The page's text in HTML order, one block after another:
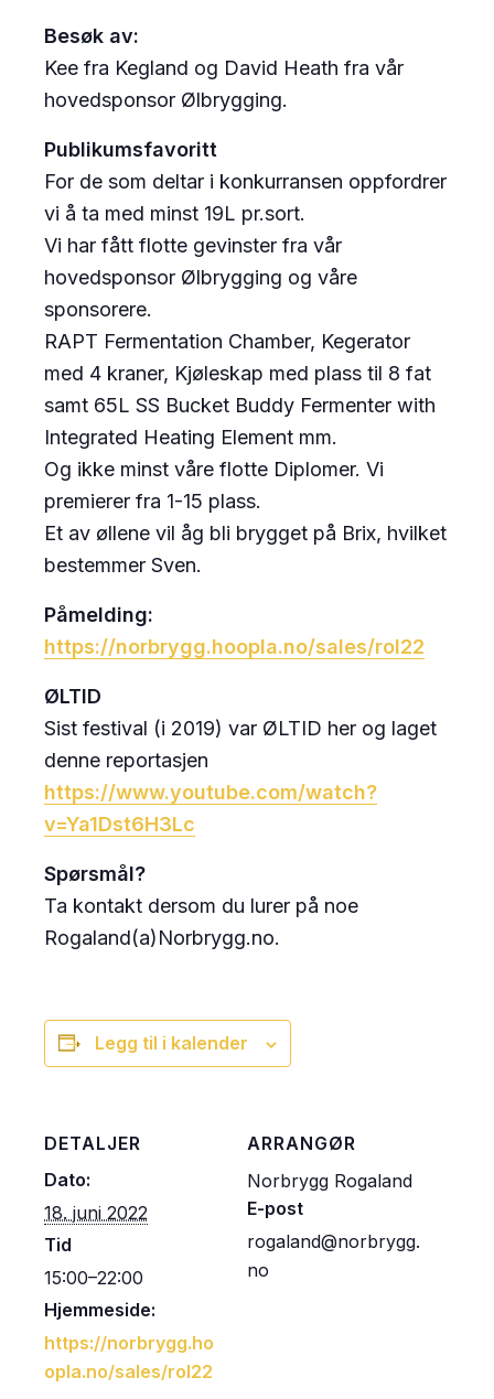
Besøk av:
Kee fra Kegland og David Heath fra vår
hovedsponsor Ølbrygging.
Publikumsfavoritt
For de som deltar i konkurransen oppfordrer
vi å ta med minst 19L pr.sort.
Vi har fått flotte gevinster fra vår
hovedsponsor Ølbrygging og våre
sponsorere.
RAPT Fermentation Chamber, Kegerator
med 4 kraner, Kjøleskap med plass til 8 fat
samt 65L SS Bucket Buddy Fermenter with
Integrated Heating Element mm.
Og ikke minst våre flotte Diplomer. Vi
premierer fra 1-15 plass.
Et av øllene vil åg bli brygget på Brix, hvilket
bestemmer Sven.
Påmelding:
https://norbrygg.hoopla.no/sales/rol22
ØLTID
Sist festival (i 2019) var ØLTID her og laget
denne reportasjen
https://www.youtube.com/watch?
v=Ya1Dst6H3Lc
Spørsmål?
Ta kontakt dersom du lurer på noe
Rogaland(a)Norbrygg.no.
Legg til i kalender
DETALJER
Dato:
18. juni 2022
Tid
15:00–22:00
Hjemmeside:
https://norbrygg.ho
opla.no/sales/rol22
ARRANGØR
Norbrygg Rogaland
E-post
rogaland@norbrygg.
no